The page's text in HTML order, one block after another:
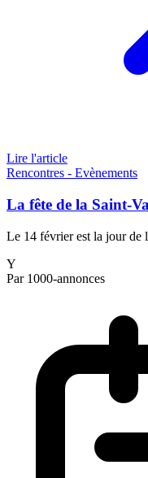
Lire l'article
Rencontres - Evènements
La fête de la Saint-
Le 14 février est la jour de
Y
Par 1000-annonces